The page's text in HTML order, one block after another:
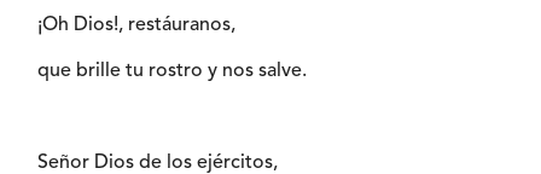
¡Oh Dios!, restáuranos,
que brille tu rostro y nos salve.
Señor Dios de los ejércitos,